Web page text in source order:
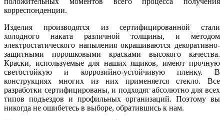
корреспонденции.
Изделия производятся из сертифицированной стали
холодного наката различной толщины, и методом
электростатического напыления окрашиваются декоративно-
защитными порошковыми красками высокого качества.
Краски, используемые для наших ящиков, имеют прочную
светостойкую и коррозийно-устойчивую пленку. В
конструкциях многих из них применяется стекло. Все
разработки сертифицированы, и подходят абсолютно для всех
типов подъездов и профильных организаций. Поэтому вы
никогда не ошибетесь в выборе, обратившись к нам.